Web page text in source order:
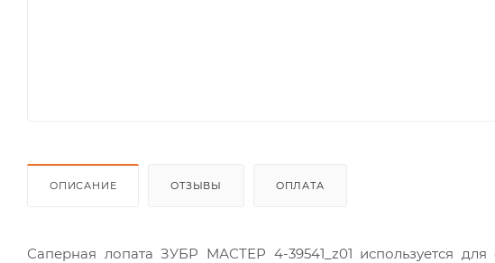
ОПИСАНИЕ ОТЗЫВЫ ОПЛАТА
Саперная лопата ЗУБР МАСТЕР 4-39541_z01 используется